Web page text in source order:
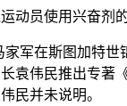
员使用兴奋剂
在斯图加特世
袁伟民推出专
民并未说明。